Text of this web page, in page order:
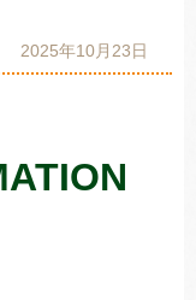
2025年10月23日